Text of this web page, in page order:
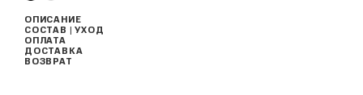
ОПИСАНИЕ
СОСТАВ | УХОД
ОПЛАТА
ДОСТАВКА
ВОЗВРАТ